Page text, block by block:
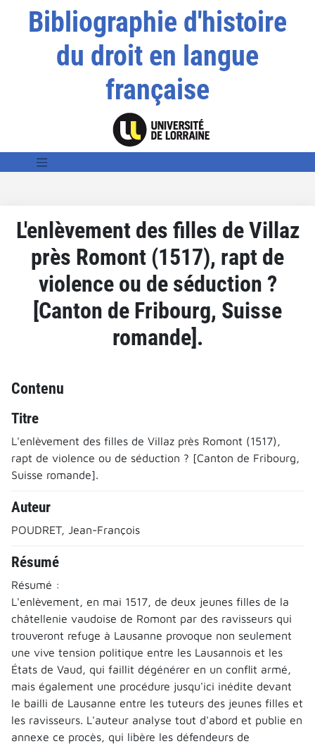
Bibliographie d'histoire
du droit en langue
française
L'enlèvement des filles de Villaz
près Romont (1517), rapt de
violence ou de séduction ?
[Canton de Fribourg, Suisse
romande].
Contenu
Titre
L'enlèvement des filles de Villaz près Romont (1517),
rapt de violence ou de séduction ? [Canton de Fribourg,
Suisse romande].
Auteur
POUDRET, Jean-François
Résumé
Résumé :
L'enlèvement, en mai 1517, de deux jeunes filles de la
châtellenie vaudoise de Romont par des ravisseurs qui
trouveront refuge à Lausanne provoque non seulement
une vive tension politique entre les Lausannois et les
États de Vaud, qui faillit dégénérer en un conflit armé,
mais également une procédure jusqu'ici inédite devant
le bailli de Lausanne entre les tuteurs des jeunes filles et
les ravisseurs. L'auteur analyse tout d'abord et publie en
annexe ce procès, qui libère les défendeurs de